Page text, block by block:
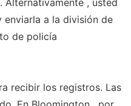
Alternativamente , usted
a la división de
de policía
recibir los registros. Las